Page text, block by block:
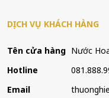
DỊCH VỤ KHÁCH HÀNG
Tên cửa hàng Nước
Hotline
Email